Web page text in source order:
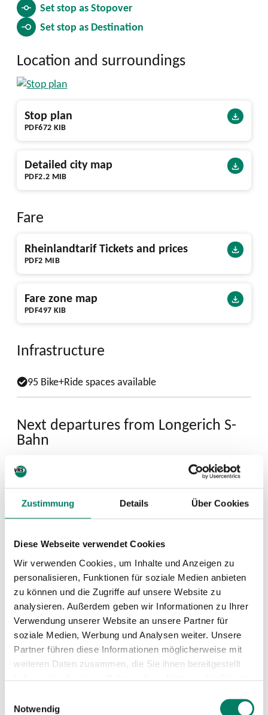
Zustimmung Details Über Cookies
Diese Webseite verwendet Cookies
Wir verwenden Cookies, um Inhalte und Anzeigen zu
personalisieren, Funktionen für soziale Medien anbieten
zu können und die Zugriffe auf unsere Website zu
analysieren. Außerdem geben wir Informationen zu Ihrer
Verwendung unserer Website an unsere Partner für
soziale Medien, Werbung und Analysen weiter. Unsere
Partner führen diese Informationen möglicherweise mit
weiteren Daten zusammen, die Sie ihnen bereitgestellt
Notwendig
Set stop asStopover
Set stop as Destination
Location and surroundings
PDF672 KIB
Stop plan
PDF2.2 MIB
Detailed city map
Fare
PDF2 MIB
Rheinlandtarif Tickets and prices
PDF497 KIB
Fare zone map
Infrastructure
95 Bike+Ride spaces available
Next departures from Longerich S-
Bahn